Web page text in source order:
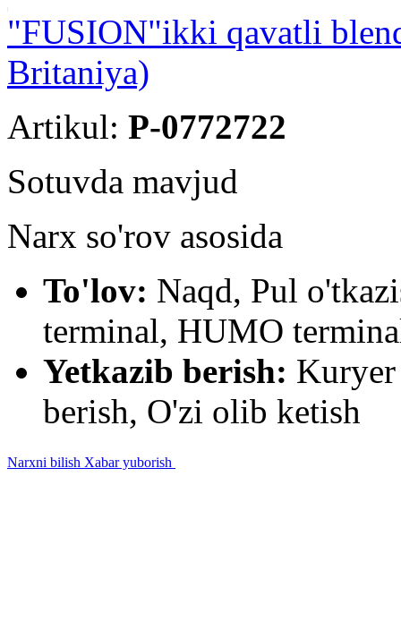
"FUSION"ikki qavatli
Britaniya)
Artikul: P-0772722
Sotuvda mavjud
Narx so'rov asosida
To'lov: Naqd, Pul
terminal, HUMO
Yetkazib berish:
berish, O'zi olib ketish
Narxni bilish Xabar yuborish